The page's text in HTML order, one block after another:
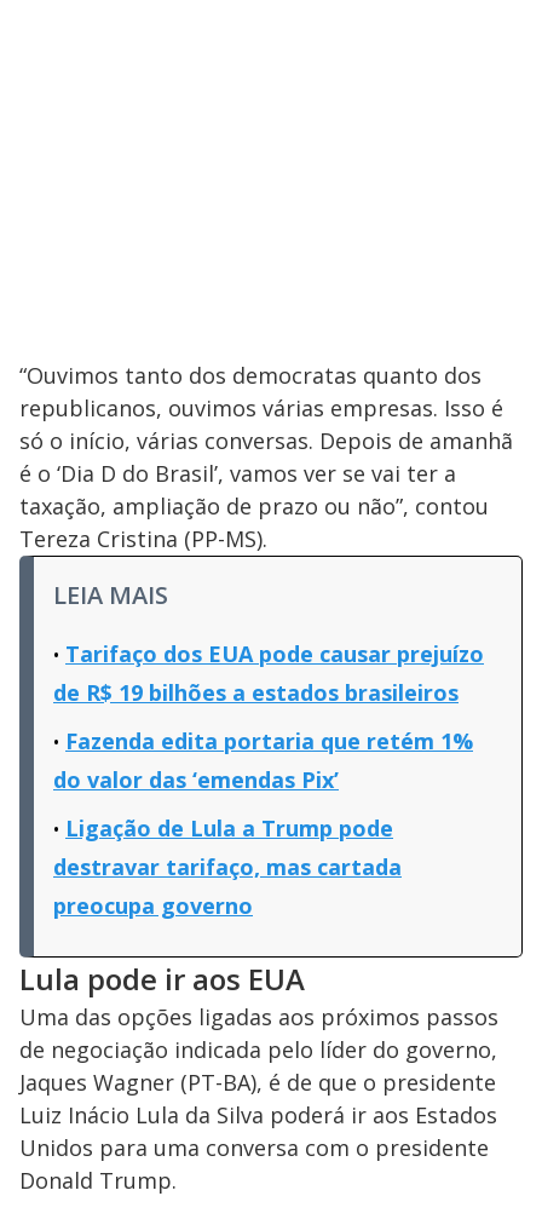
“Ouvimos tanto dos democratas quanto dos
republicanos, ouvimos várias empresas. Isso é
só o início, várias conversas. Depois de amanhã
é o ‘Dia D do Brasil’, vamos ver se vai ter a
taxação, ampliação de prazo ou não”, contou
Tereza Cristina (PP-MS).
LEIA MAIS
Tarifaço dos EUA pode causar prejuízo
de R$ 19 bilhões a estados brasileiros
Fazenda edita portaria que retém 1%
do valor das ‘emendas Pix’
Ligação de Lula a Trump pode
destravar tarifaço, mas cartada
preocupa governo
Lula pode ir aos EUA
Uma das opções ligadas aos próximos passos
de negociação indicada pelo líder do governo,
Jaques Wagner (PT-BA), é de que o presidente
Luiz Inácio Lula da Silva poderá ir aos Estados
Unidos para uma conversa com o presidente
Donald Trump.